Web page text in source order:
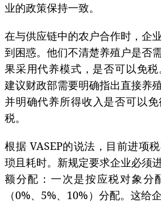
业的政策保持一致。
在与供应链中的农户合作时，企
到困惑。他们不清楚养殖户是否
果采用代养模式，是否可以免税
建议财政部需要明确指出直接养
并明确代养所得收入是否可以
税。
根据 VASEP的说法，目前进项
琐且耗时。新规定要求企业必须
额分配：一次是按应税对象分
（0%、5%、10%）分配。这给